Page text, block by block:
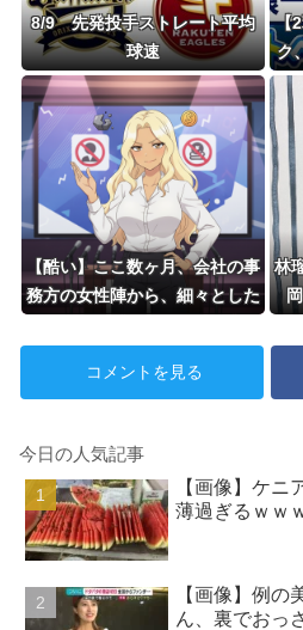
8/9 先発投手ストレート平均
球速
【
ク
レ
ラ
【酷い】ここ数ヶ月、会社の事
務方の女性陣から、細々とした
箱ごと捨てられてて「古い弁当
林
コメントを見る
今日の人気記事
【画像】ケニ
薄過ぎるｗｗ
【画像】例の
ん、裏でおっ